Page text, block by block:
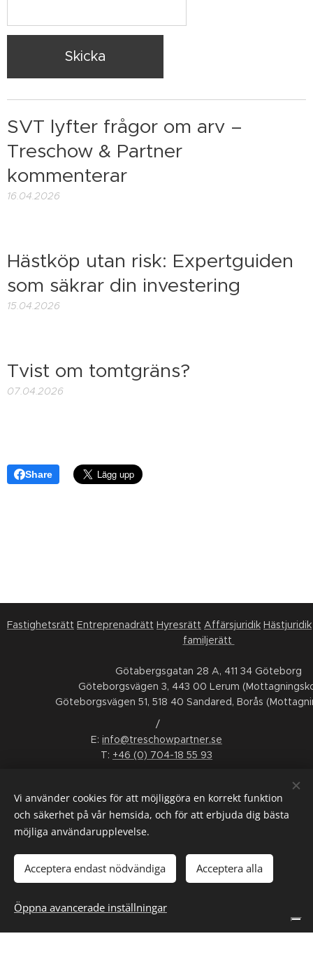
Skicka
SVT lyfter frågor om arv –
Treschow & Partner
kommenterar
16.04.2026
Hästköp utan risk: Expertguiden
som säkrar din investering
15.04.2026
Tvist om tomtgräns?
07.04.2026
Share
Fastighetsrätt Entreprenadrätt Hyresrätt Affärsjuridik Hästjuridik
familjerätt
Götabergsgatan 28 A, 411 34 Göteborg
Göteborgsvägen 3, 443 00 Lerum
Göteborgsvägen 51, 518 40 Sandared, Borås
/
E: info@treschowpartner.se
T: +46 (0) 704-18 55 93
LinkedIn Facebook Instagram Youtube
INTERGRITETSPOLICY
SMS-VILLKOR
Svenska
English
Vi använder cookies för att möjliggöra en korrekt funktion
och säkerhet på vår hemsida, och för att erbjuda dig bästa
möjliga användarupplevelse.
Acceptera endast nödvändiga Acceptera alla
Öppna avancerade inställningar